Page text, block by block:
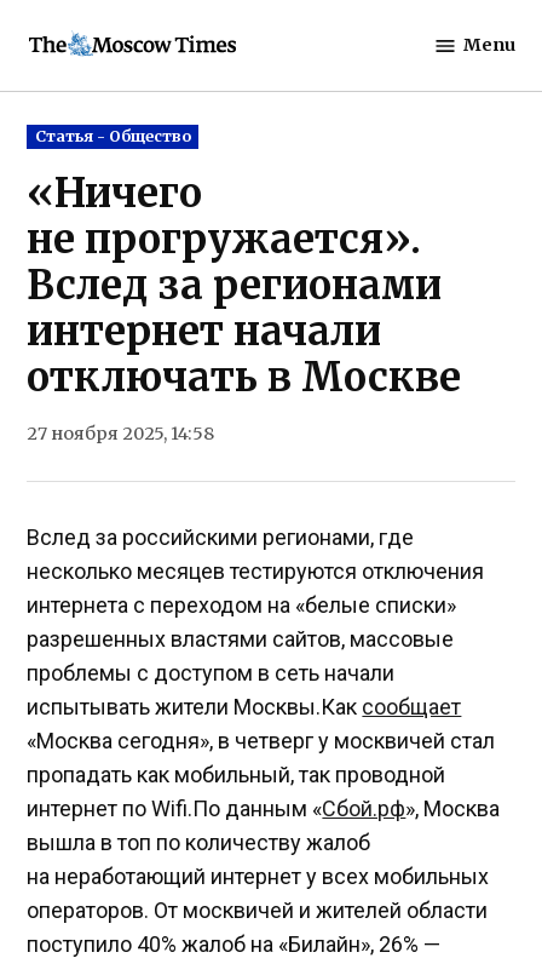
Moscow
Menu
Posted
in
Статья - Общество
«Ничего
не прогружается».
Вслед за регионами
интернет начали
отключать в Москве
27 ноября 2025, 14:58
Вслед за российскими регионами, где
несколько месяцев тестируются отключения
интернета с переходом на «белые списки»
разрешенных властями сайтов, массовые
проблемы с доступом в сеть начали
испытывать жители Москвы.Как сообщает
«Москва сегодня», в четверг у москвичей стал
пропадать как мобильный, так проводной
интернет по Wifi.По данным «Сбой.рф», Москва
вышла в топ по количеству жалоб
на неработающий интернет у всех мобильных
операторов. От москвичей и жителей области
поступило 40% жалоб на «Билайн», 26% —